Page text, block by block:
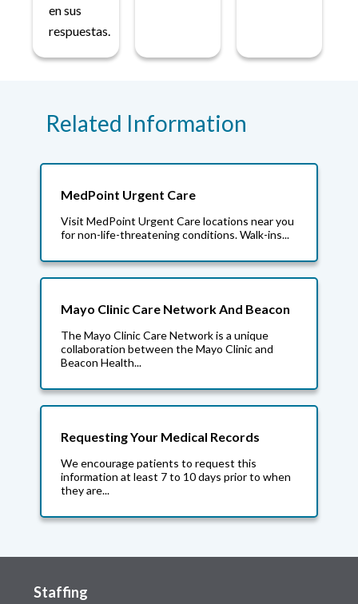
en sus
respuestas.
Related Information
MedPoint Urgent Care
Visit MedPoint Urgent Care locations near you
for non-life-threatening conditions. Walk-ins...
Mayo Clinic Care Network And Beacon
The Mayo Clinic Care Network is a unique
collaboration between the Mayo Clinic and
Beacon Health...
Requesting Your Medical Records
We encourage patients to request this
information at least 7 to 10 days prior to when
they are...
Staffing